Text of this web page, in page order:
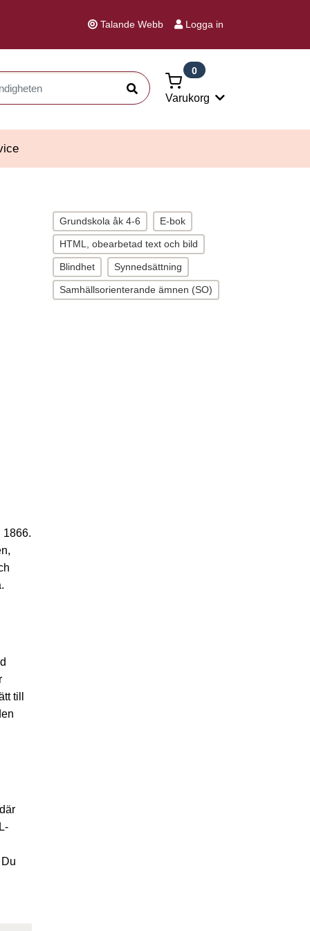
Talande Webb Logga in
Sök
Varukorg
0
1866.
till
Grundskola åk 4-6 E-bok
HTML, obearbetad text och bild
Blindhet Synnedsättning
Samhällsorienterande ämnen (SO)